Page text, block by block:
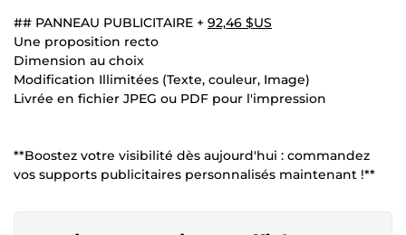
## PANNEAU PUBLICITAIRE + 92,46 $US
Une proposition recto
Dimension au choix
Modification Illimitées (Texte, couleur, Image)
Livrée en fichier JPEG ou PDF pour l'impression
**Boostez votre visibilité dès aujourd'hui : commandez
vos supports publicitaires personnalisés maintenant !**